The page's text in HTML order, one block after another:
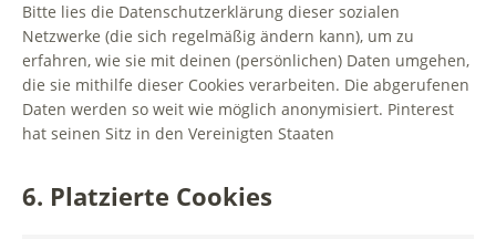
Bitte lies die Datenschutzerklärung dieser sozialen
Netzwerke (die sich regelmäßig ändern kann), um zu
erfahren, wie sie mit deinen (persönlichen) Daten umgehen,
die sie mithilfe dieser Cookies verarbeiten. Die abgerufenen
Daten werden so weit wie möglich anonymisiert. Pinterest
hat seinen Sitz in den Vereinigten Staaten
6. Platzierte Cookies